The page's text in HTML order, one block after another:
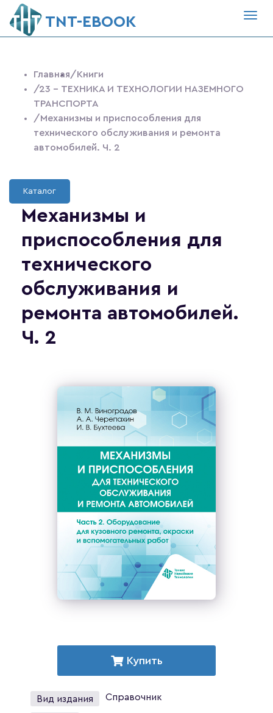
ТNT-EBOOK
Главная/Книги
/23 - ТЕХНИКА И ТЕХНОЛОГИИ НАЗЕМНОГО
ТРАНСПОРТА
/Механизмы и приспособления для
технического обслуживания и ремонта
автомобилей. Ч. 2
Каталог
Механизмы и
приспособления для
технического
обслуживания и
ремонта автомобилей.
Ч. 2
Купить
Вид издания Справочник